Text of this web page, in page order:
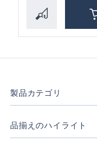
製品カテゴリ
品揃えのハイライト